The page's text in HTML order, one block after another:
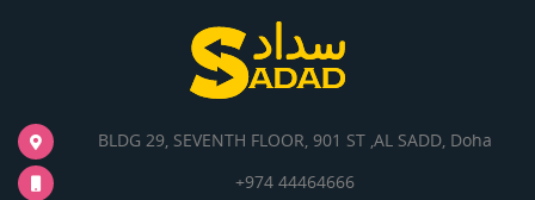
BLDG 29, SEVENTH FLOOR, 901 ST ,AL SADD, Doha
+974 44464666